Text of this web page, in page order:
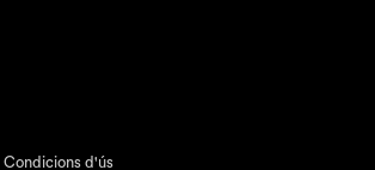
Condicions d'ús